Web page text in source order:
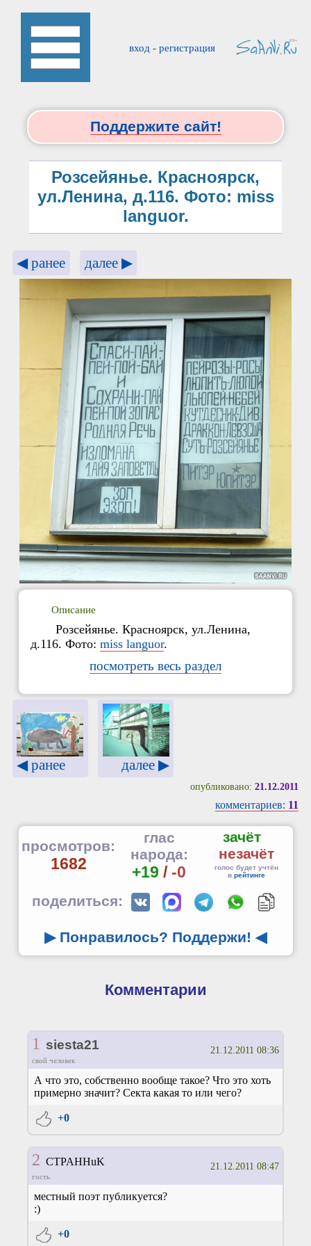
вход - регистрация
Поддержите сайт!
Розсейянье. Красноярск,
ул.Ленина, д.116. Фото: miss
languor.
◀ ранее далее ▶
Описание
Розсейянье. Красноярск, ул.Ленина,
д.116. Фото:miss languor.
посмотреть весь раздел
◀ ранее далее ▶
опубликовано: 21.12.2011
комментариев: 11
просмотров:
1682
глас
народа:
+19 / -0
зачёт
незачёт
голос будет учтён
в рейтинге
поделиться:
▶ Понравилось? Поддержи! ◀
Комментарии
1 siesta21
свой человек
21.12.2011 08:36
А что это, собственно вообще такое? Что это хоть
примерно значит? Секта какая то или чего?
+0
2 CTPAHHuK
гость
21.12.2011 08:47
местный поэт публикуется?
:)
+0